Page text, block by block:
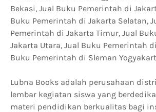
Bekasi, Jual Buku Pemerintah di
Buku Pemerintah di Jakarta Selatan,
Pemerintah di Jakarta Timur, Jual
Jakarta Utara, Jual Buku Pemerintah
Buku Pemerintah di Sleman
Lubna Books adalah perusahaan
lembar kegiatan siswa yang
materi pendidikan berkualitas bagi